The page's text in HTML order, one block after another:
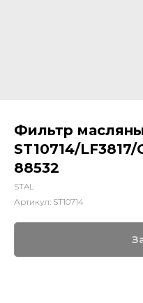
Фильтр
ST10714/
88532
STAL
Артикул: ST10714